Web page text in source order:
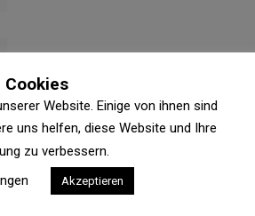
Cookies
Website. Einige von ihnen sind
uns helfen, diese Website und Ihre
zu verbessern.
Akzeptieren